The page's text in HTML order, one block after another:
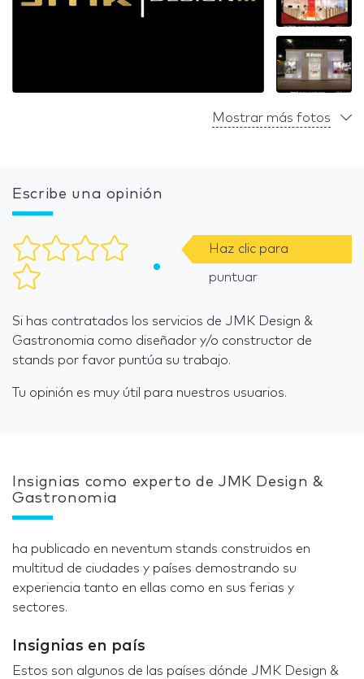
Mostrar más fotos
Escribe una opinión
Haz clic para
puntuar
Si has contratados los servicios de JMK Design &
Gastronomia como diseñador y/o constructor de
stands por favor puntúa su trabajo.
Tu opinión es muy útil para nuestros usuarios.
Insignias como experto de JMK Design &
Gastronomia
ha publicado en neventum stands construidos en
multitud de ciudades y países demostrando su
experiencia tanto en ellas como en sus ferias y
sectores.
Insignias en país
Estos son algunos de las países dónde JMK Design &